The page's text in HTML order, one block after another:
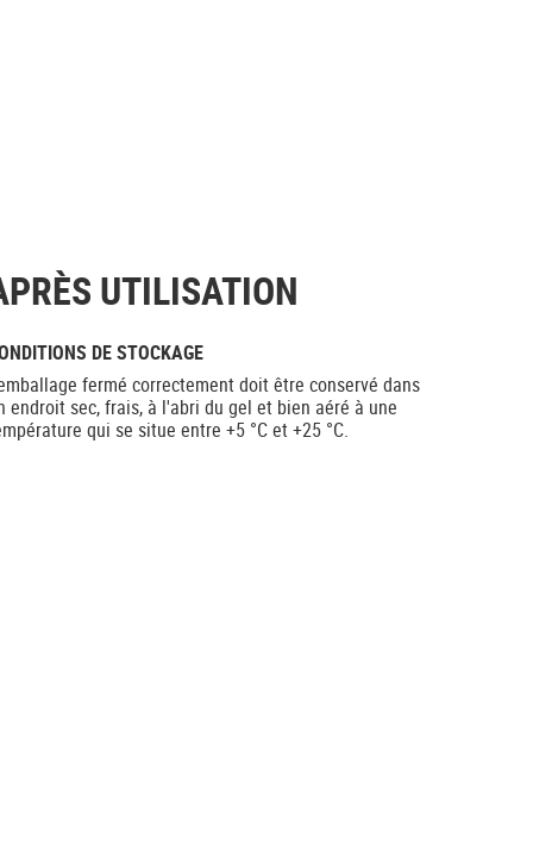
UTILISATION
DE STOCKAGE
fermé correctement doit être conservé dans
endroit sec, frais, à l'abri du gel et bien aéré à une
qui se situe entre +5 °C et +25 °C.